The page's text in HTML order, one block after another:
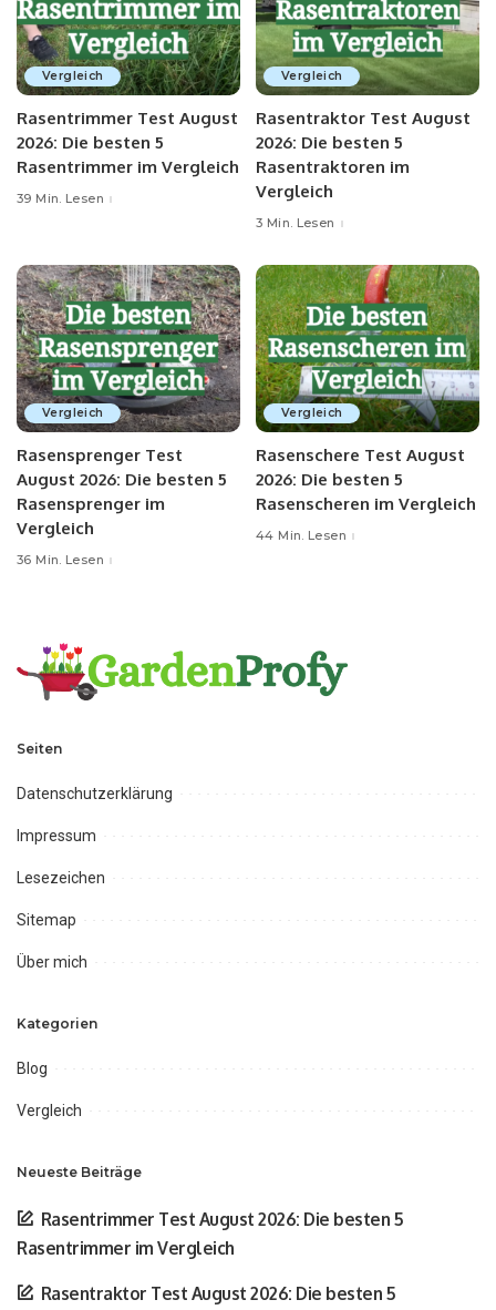
Vergleich
Rasentrimmer Test August
2026: Die besten 5
Rasentrimmer im Vergleich
39 Min. Lesen
Vergleich
Rasentraktor Test August
2026: Die besten 5
Rasentraktoren im
Vergleich
3 Min. Lesen
Vergleich
Rasensprenger Test
August 2026: Die besten 5
Rasensprenger im
Vergleich
36 Min. Lesen
Vergleich
Rasenschere Test August
2026: Die besten 5
Rasenscheren im Vergleich
44 Min. Lesen
Seiten
Datenschutzerklärung
Impressum
Lesezeichen
Sitemap
Über mich
Kategorien
Blog
Vergleich
Neueste Beiträge
Rasentrimmer Test August 2026: Die besten 5
Rasentrimmer im Vergleich
Rasentraktor Test August 2026: Die besten 5